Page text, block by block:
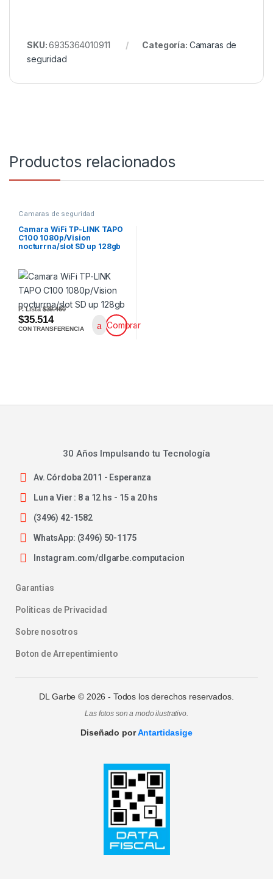
SKU:6935364010911 Categoría: Camaras de
seguridad
Productos relacionados
Camaras de seguridad
Camara WiFi TP-LINK TAPO
C100 1080p/Vision
nocturrna/slot SD up 128gb
P. Lista$39.460
$35.514
CON TRANSFERENCIA Comprar
30 Años Impulsando tu Tecnología
Av. Córdoba 2011 - Esperanza
Lun a Vier : 8 a 12 hs - 15 a 20 hs
(3496) 42-1582
WhatsApp: (3496) 50-1175
Instagram.com/dlgarbe.computacion
Garantias
Politicas de Privacidad
Sobre nosotros
Boton de Arrepentimiento
DL Garbe © 2026 - Todos los derechos reservados.
Las fotos son a modo ilustrativo.
Diseñado porAntartidasige